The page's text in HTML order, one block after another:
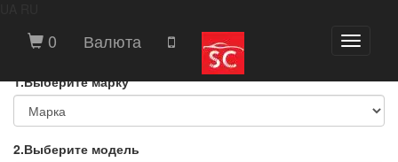
Toggle
0 Валюта
ВЫБЕРИТЕ МАРКУ И МОДЕЛЬ
АВТОМОБИЛЯ
1.Выберите марку
2.Выберите модель